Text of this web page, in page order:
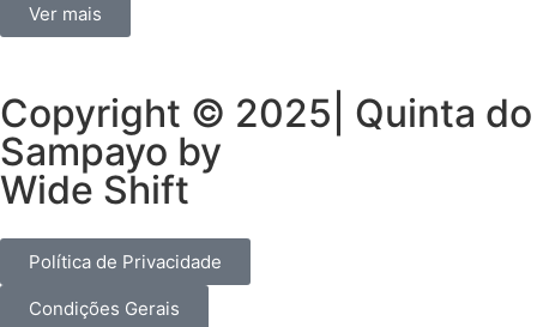
Ver mais
Copyright © 2025| Quinta do
Sampayo by
Wide Shift
Política de Privacidade
Condições Gerais